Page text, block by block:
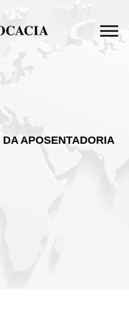
DA APOSENTADORIA